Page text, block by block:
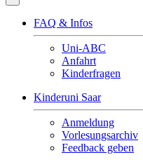
FAQ & Infos
Uni-ABC
Anfahrt
Kinderfragen
Kinderuni Saar
Anmeldung
Vorlesungsarchiv
Feedback geben